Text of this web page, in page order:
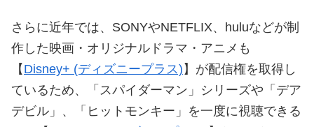
さらに近年では、SONYやNETFLIX、huluなどが制
作した映画・オリジナルドラマ・アニメも
【 Disney+ (ディズニープラス) 】が配信権を取得し
ているため、「スパイダーマン」シリーズや「デア
デビル」、「ヒットモンキー」を一度に視聴できる